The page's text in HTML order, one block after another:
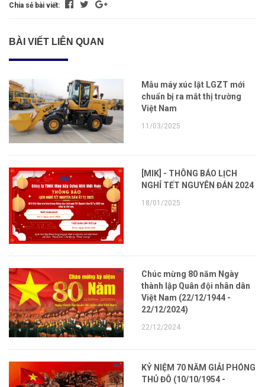
Chia sẻ bài viết:
BÀI VIẾT LIÊN QUAN
Mẫu máy xúc lật LGZT mới
chuẩn bị ra mắt thị trường
Việt Nam
11/03/2025
[MIK] - THÔNG BÁO LỊCH
NGHỈ TẾT NGUYÊN ĐÁN 2024
18/01/2025
Chúc mừng 80 năm Ngày
thành lập Quân đội nhân dân
Việt Nam (22/12/1944 -
22/12/2024)
22/12/2024
KỶ NIỆM 70 NĂM GIẢI PHÓNG
THỦ ĐÔ (10/10/1954 -